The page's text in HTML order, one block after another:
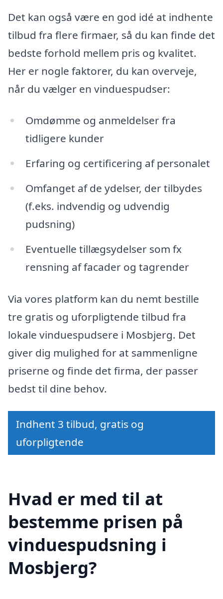
Det kan også være en god idé at indhente
tilbud fra flere firmaer, så du kan finde det
bedste forhold mellem pris og kvalitet.
Her er nogle faktorer, du kan overveje,
når du vælger en vinduespudser:
Omdømme og anmeldelser fra
tidligere kunder
Erfaring og certificering af personalet
Omfanget af de ydelser, der tilbydes
(f.eks. indvendig og udvendig
pudsning)
Eventuelle tillægsydelser som fx
rensning af facader og tagrender
Via vores platform kan du nemt bestille
tre gratis og uforpligtende tilbud fra
lokale vinduespudsere i Mosbjerg. Det
giver dig mulighed for at sammenligne
priserne og finde det firma, der passer
bedst til dine behov.
Indhent 3 tilbud, gratis og
uforpligtende
Hvad er med til at
bestemme prisen på
vinduespudsning i
Mosbjerg?